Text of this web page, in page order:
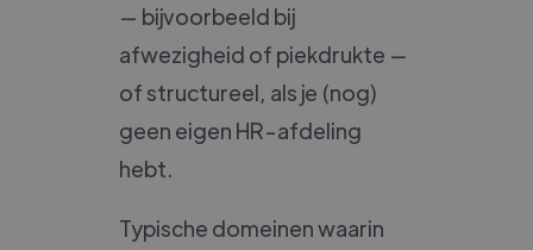
— bijvoorbeeld bij
afwezigheid of piekdrukte —
of structureel, als je (nog)
geen eigen HR-afdeling
hebt.
Typische domeinen waarin